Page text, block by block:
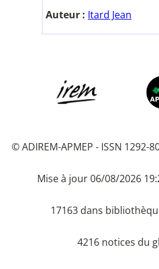
Auteur : Itard Jean
© ADIREM-APMEP - ISSN 1292-
Mise à jour 06/08/2026
17163 dans
4216 notices du